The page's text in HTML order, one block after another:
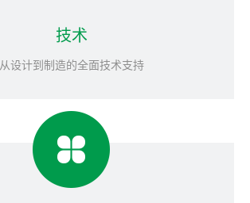
技术
从设计到制造的全面技术支持